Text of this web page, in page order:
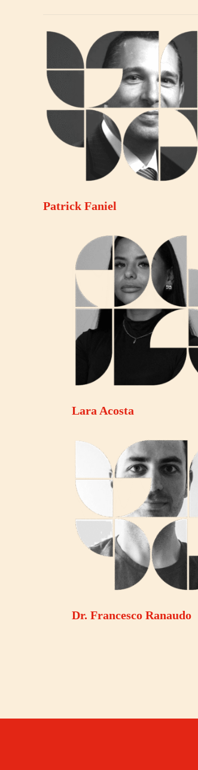
Patrick Faniel
Lara Acosta
Dr. Francesco Ranaudo